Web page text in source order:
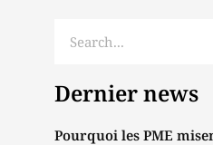
Dernier news
Pourquoi les PME